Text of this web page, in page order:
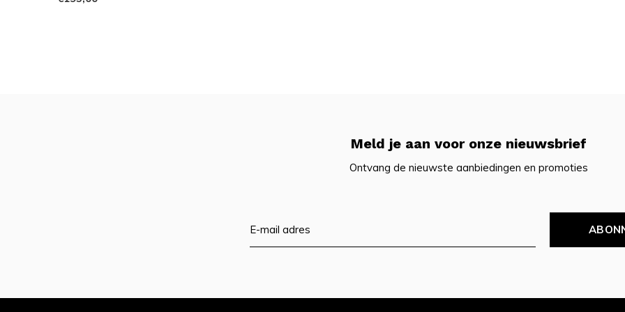
Meld je aan voor onze nieuwsbrief
Ontvang de nieuwste aanbiedingen en promoties